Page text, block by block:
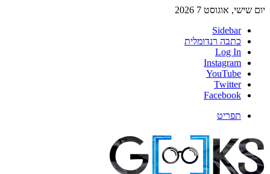
יום שישי, אוגוסט 7 2026
Sidebar
כתבה רנדומלית
Log In
Instagram
YouTube
Twitter
Facebook
תפריט